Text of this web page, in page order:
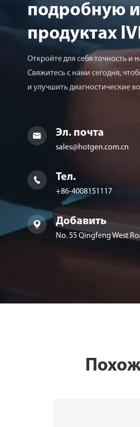
подробную
продуктах
Откройте для себя точность и
Свяжитесь с нами сегодня,
и улучшить диагностические
 Эл. почта
sales@hotgen.com.cn
 Тел.
+86-4008151117
 Добавить
No. 55 Qingfeng West